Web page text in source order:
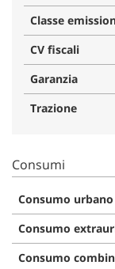
Classe
CV fiscali
Garanzia
Trazione
Consumi
Consumo urbano
Consumo
Consumo